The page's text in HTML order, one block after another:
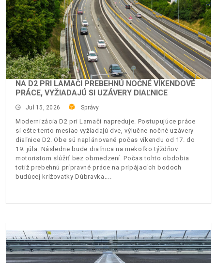
NA D2 PRI LAMAČI PREBEHNÚ NOČNÉ VÍKENDOVÉ
PRÁCE, VYŽIADAJÚ SI UZÁVERY DIAĽNICE
Jul 15, 2026 Správy
Modernizácia D2 pri Lamači napreduje. Postupujúce práce
si ešte tento mesiac vyžiadajú dve, výlučne nočné uzávery
diaľnice D2. Obe sú naplánované počas víkendu od 17. do
19. júla. Následne bude diaľnica na niekoľko týždňov
motoristom slúžiť bez obmedzení. Počas tohto obdobia
totiž prebehnú prípravné práce na pripájacích bodoch
budúcej križovatky Dúbravka.